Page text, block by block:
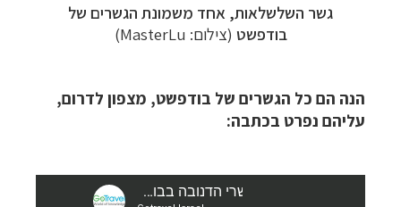
גשר השלשלאות, אחד משמונת הגשרים של
בודפשט (צילום: MasterLu
)
הנה הם כל הגשרים של בודפשט, מצפון לדרום,
עליהם נפרט בכתבה: